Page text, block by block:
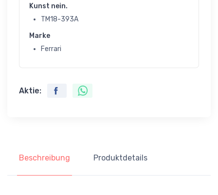
Kunst nein.
TM18-393A
Marke
Ferrari
Aktie:
Beschreibung Produktdetails